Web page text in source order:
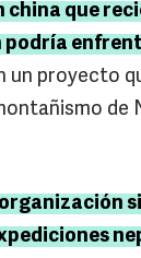
que
podría
un proyecto
de